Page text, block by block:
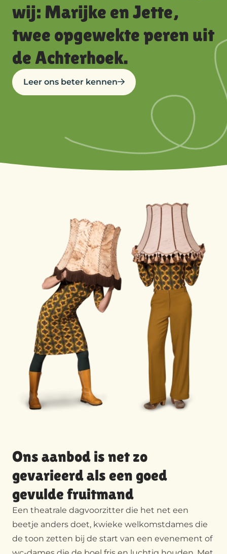
wij: Marijke en Jette,
twee opgewekte peren uit
de Achterhoek.
Leer ons beter kennen
Ons aanbod is net zo
gevarieerd als een goed
gevulde fruitmand
Een theatrale dagvoorzitter die het net een
beetje anders doet, kwieke welkomstdames die
de toon zetten bij de start van een evenement of